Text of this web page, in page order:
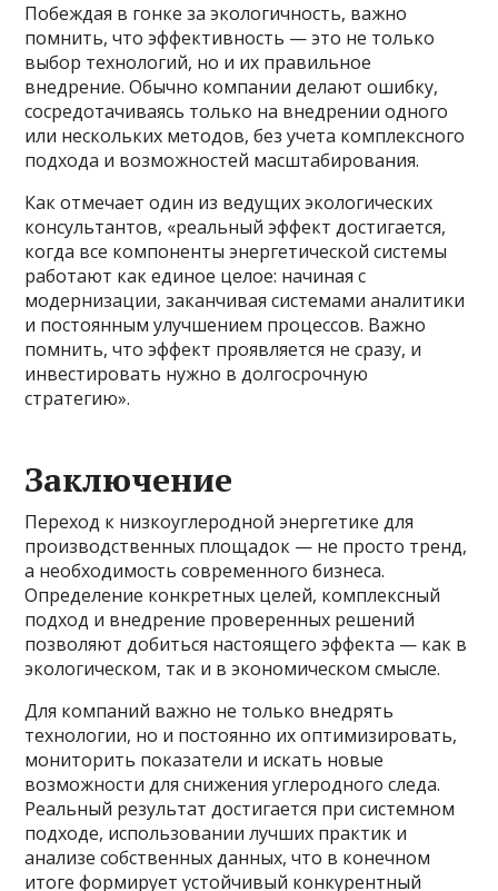
Побеждая в гонке за экологичность, важно
помнить, что эффективность — это не только
выбор технологий, но и их правильное
внедрение. Обычно компании делают ошибку,
сосредотачиваясь только на внедрении одного
или нескольких методов, без учета комплексного
подхода и возможностей масштабирования.
Как отмечает один из ведущих экологических
консультантов, «реальный эффект достигается,
когда все компоненты энергетической системы
работают как единое целое: начиная с
модернизации, заканчивая системами аналитики
и постоянным улучшением процессов. Важно
помнить, что эффект проявляется не сразу, и
инвестировать нужно в долгосрочную
стратегию».
Заключение
Переход к низкоуглеродной энергетике для
производственных площадок — не просто тренд,
а необходимость современного бизнеса.
Определение конкретных целей, комплексный
подход и внедрение проверенных решений
позволяют добиться настоящего эффекта — как в
экологическом, так и в экономическом смысле.
Для компаний важно не только внедрять
технологии, но и постоянно их оптимизировать,
мониторить показатели и искать новые
возможности для снижения углеродного следа.
Реальный результат достигается при системном
подходе, использовании лучших практик и
анализе собственных данных, что в конечном
итоге формирует устойчивый конкурентный